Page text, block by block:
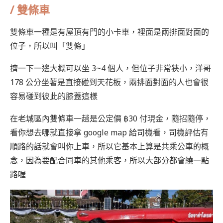
/ 雙條車
雙條車一種是有屋頂有門的小卡車，裡面是兩排面對面的
位子，所以叫「雙條」
擠一下一邊大概可以坐 3~4 個人，但位子非常狹小，洋哥
178 公分坐著是直接碰到天花板，兩排面對面的人也會很
容易碰到彼此的膝蓋這樣
在老城區內雙條車一趟是公定價 ฿30 付現金，隨招隨停，
看你想去哪就直接拿 google map 給司機看，司機評估有
順路的話就會叫你上車，所以它基本上算是共乘公車的概
念，因為要配合同車的其他乘客，所以大部分都會繞一點
路喔